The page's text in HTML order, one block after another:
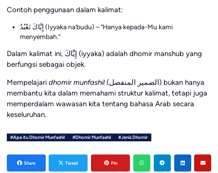
Contoh penggunaan dalam kalimat:
إِيَّاكَ نَعْبُدُ (Iyyaka na’budu) – “Hanya kepada-Mu kami
menyembah.”
Dalam kalimat ini, إِيَّاكَ (iyyaka) adalah dhomir manshub yang
berfungsi sebagai objek.
Mempelajari dhomir munfashil(الضمير المنفصل) bukan hanya
membantu kita dalam memahami struktur kalimat, tetapi juga
memperdalam wawasan kita tentang bahasa Arab secara
keseluruhan.
#Apa itu Dhomir Munfashil #Dhomir Munfashil #Jenis Dhomir
Share Tweet Pin